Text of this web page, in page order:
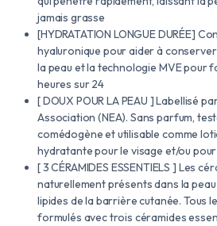
jamais grasse
[HYDRATATION LONGUE DURÉE]
hyaluronique pour aider à
la peau et la technologie MVE pour
heures sur 24
[ DOUX POUR LA PEAU ] Labellisé
Association (NEA). Sans parfum,
comédogène et utilisable comme
hydratante pour le visage et/ou pour
[ 3 CÉRAMIDES ESSENTIELS ] Les
naturellement présents dans la
lipides de la barrière cutanée. Tous
formulés avec trois céramides